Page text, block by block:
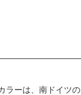
ラーは、南ドイツの